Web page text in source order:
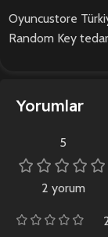
Oyuncustore
Random Key
Yorumlar
5
2 yorum